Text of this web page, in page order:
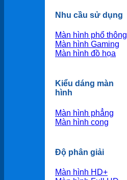
Nhu cầu sử dụng
Màn hình phổ thông
Màn hình Gaming
Màn hình đồ họa
Kiểu dáng màn
hình
Màn hình phẳng
Màn hình cong
Độ phân giải
Màn hình HD+